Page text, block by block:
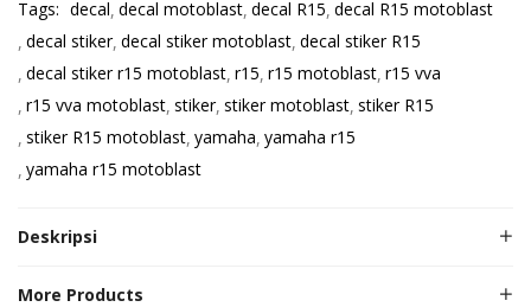
Tags: decal decal motoblast decal R15 decal R15 motoblast
decal stiker decal stiker motoblast decal stiker R15
decal stiker r15 motoblast r15 r15 motoblast r15 vva
r15 vva motoblast stiker stiker motoblast stiker R15
stiker R15 motoblast yamaha yamaha r15
yamaha r15 motoblast
Deskripsi
More Products